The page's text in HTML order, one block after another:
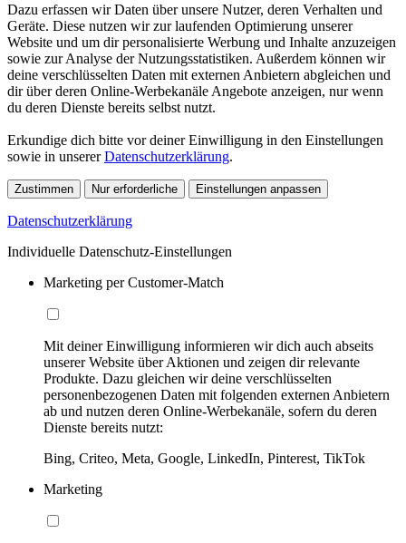
Dazu erfassen wir Daten über unsere Nutzer, deren Verhalten und
Geräte. Diese nutzen wir zur laufenden Optimierung unserer
Website und um dir personalisierte Werbung und Inhalte anzuzeigen
sowie zur Analyse der Nutzungsstatistiken. Außerdem können wir
deine verschlüsselten Daten mit externen Anbietern abgleichen und
dir über deren Online-Werbekanäle Angebote anzeigen, nur wenn
du deren Dienste bereits selbst nutzt.
Erkundige dich bitte vor deiner Einwilligung in den Einstellungen
sowie in unsererDatenschutzerklärung.
Zustimmen Nur erforderliche Einstellungen anpassen
Datenschutzerklärung
Individuelle Datenschutz-Einstellungen
Marketing per Customer-Match
Mit deiner Einwilligung informieren wir dich auch abseits
unserer Website über Aktionen und zeigen dir relevante
Produkte. Dazu gleichen wir deine verschlüsselten
personenbezogenen Daten mit folgenden externen Anbietern
ab und nutzen deren Online-Werbekanäle, sofern du deren
Dienste bereits nutzt:
Bing, Criteo, Meta, Google, LinkedIn, Pinterest, TikTok
Marketing